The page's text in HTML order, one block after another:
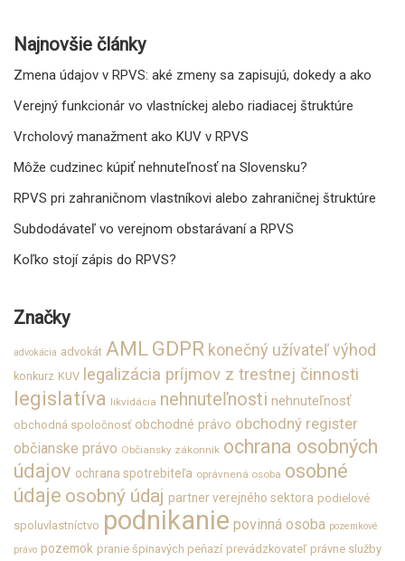
Najnovšie články
Zmena údajov v RPVS: aké zmeny sa zapisujú, dokedy a ako
Verejný funkcionár vo vlastníckej alebo riadiacej štruktúre
Vrcholový manažment ako KUV v RPVS
Môže cudzinec kúpiť nehnuteľnosť na Slovensku?
RPVS pri zahraničnom vlastníkovi alebo zahraničnej štruktúre
Subdodávateľ vo verejnom obstarávaní a RPVS
Koľko stojí zápis do RPVS?
Značky
advokácia advokát AML GDPR konečný užívateľ výhod
konkurz KUV legalizácia príjmov z trestnej činnosti
legislatíva likvidácia nehnuteľnosti nehnuteľnosť
obchodná spoločnosť obchodné právo obchodný register
občianske právo Občiansky zákonník ochrana osobných
údajov ochrana spotrebiteľa oprávnená osoba osobné
údaje osobný údaj partner verejného sektora podielové
spoluvlastníctvo podnikanie povinná osoba pozemkové
právo pozemok pranie špinavých peňazí prevádzkovateľ právne služby